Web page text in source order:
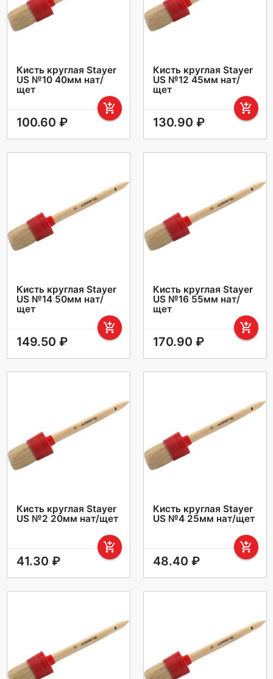
Кисть круглая Stayer
US №10 40мм нат/
щет
add_shopping_cart
100.60 ₽
Кисть круглая Stayer
US №12 45мм нат/
щет
add_shopping_cart
130.90 ₽
Кисть круглая Stayer
US №14 50мм нат/
щет
add_shopping_cart
149.50 ₽
Кисть круглая Stayer
US №16 55мм нат/
щет
add_shopping_cart
170.90 ₽
Кисть круглая Stayer
US №2 20мм нат/щет
add_shopping_cart
41.30 ₽
Кисть круглая Stayer
US №4 25мм нат/щет
add_shopping_cart
48.40 ₽